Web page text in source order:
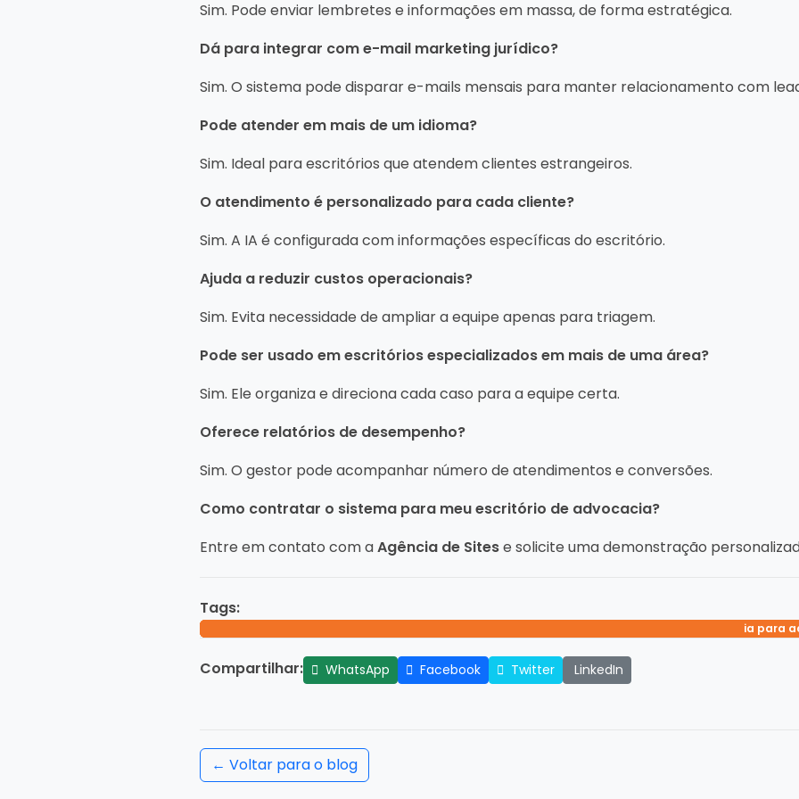
Sim. Pode enviar lembretes e informações em massa, de forma estratégica.
Dá para integrar com e-mail marketing jurídico?
Sim. O sistema pode disparar e-mails mensais para manter relacionamento com
Pode atender em mais de um idioma?
Sim. Ideal para escritórios que atendem clientes estrangeiros.
O atendimento é personalizado para cada cliente?
Sim. A IA é configurada com informações específicas do escritório.
Ajuda a reduzir custos operacionais?
Sim. Evita necessidade de ampliar a equipe apenas para triagem.
Pode ser usado em escritórios especializados em mais de uma área?
Sim. Ele organiza e direciona cada caso para a equipe certa.
Oferece relatórios de desempenho?
Sim. O gestor pode acompanhar número de atendimentos e conversões.
Como contratar o sistema para meu escritório de advocacia?
Entre em contato com aAgência de Sitese solicite uma demonstração
Tags:
whatsapp
automação
atendimento ia para
Compartilhar: WhatsApp Facebook Twitter LinkedIn
← Voltar para o blog